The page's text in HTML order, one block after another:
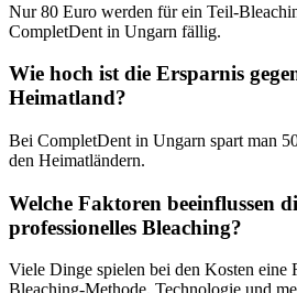
Nur 80 Euro werden für ein Teil-
CompletDent in Ungarn fällig.
Wie hoch ist die Ersparnis
Heimatland?
Bei CompletDent in Ungarn spart man
den Heimatländern.
Welche Faktoren beeinflussen
professionelles Bleaching?
Viele Dinge spielen bei den Kosten eine